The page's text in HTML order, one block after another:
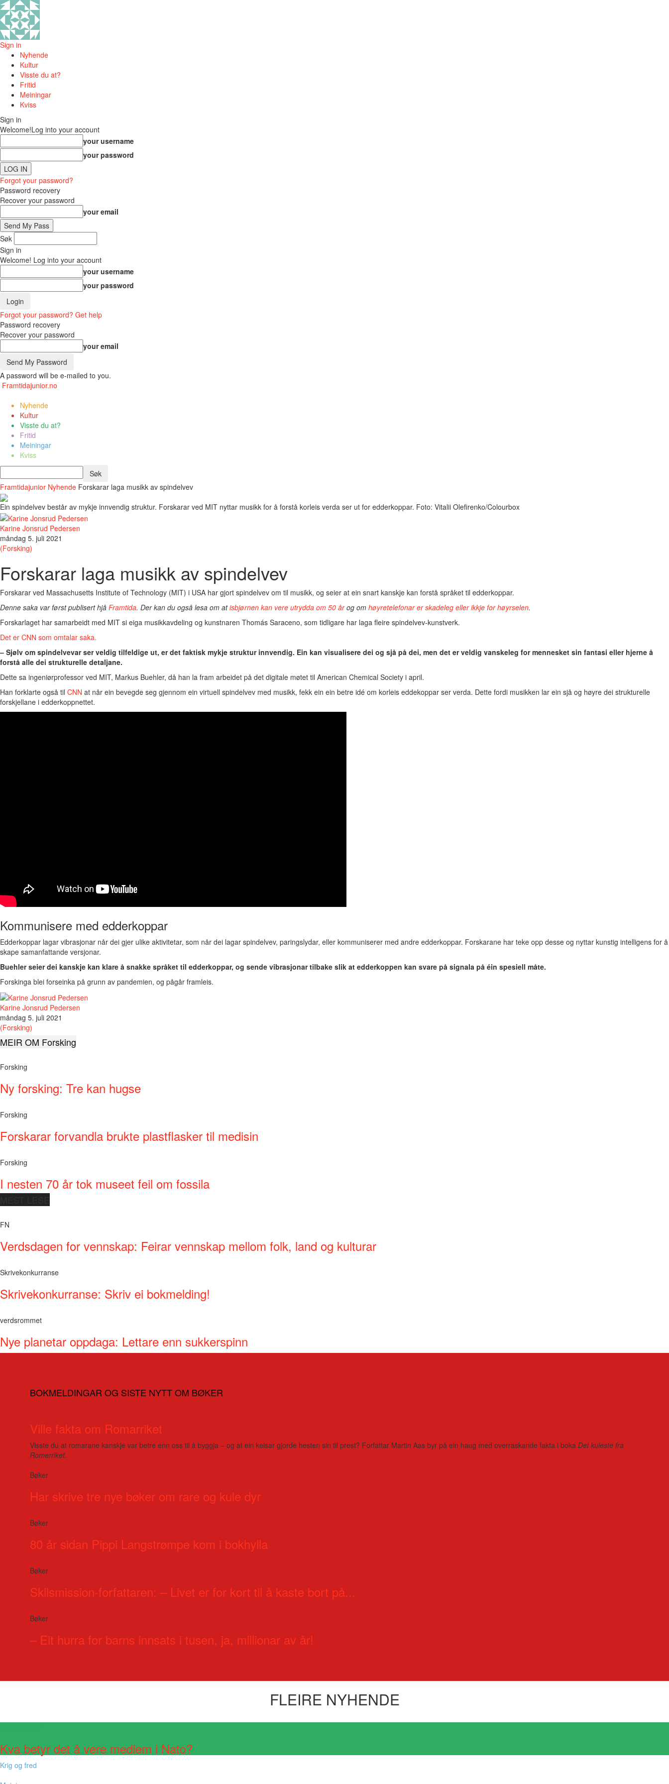
Sign in
Nyhende
Kultur
Visste du at?
Fritid
Meiningar
Kviss
Sign in
Welcome!Log into your account
your username
your password
Forgot your password?
Password recovery
Recover your password
your email
Søk
Sign in
Welcome! Log into your account
your username
your password
Forgot your password? Get help
Password recovery
Recover your password
your email
A password will be e-mailed to you.
Framtidajunior.no
Nyhende
Kultur
Visste du at?
Fritid
Meiningar
Kviss
Framtidajunior Nyhende Forskarar laga musikk av spindelvev
Ein spindelvev består av mykje innvendig struktur. Forskarar ved MIT nyttar musikk for å forstå korleis verda ser ut for edderkoppar. Foto: Vitalii Olefirenko/Colourbox
Karine Jonsrud Pedersen
måndag 5. juli 2021
(Forsking)
Forskarar laga musikk av spindelvev
Forskarar ved Massachusetts Institute of Technology (MIT) i USA har gjort spindelvev om til musikk, og seier at ein snart kanskje kan forstå språket til edderkoppar.
Denne saka var først publisert hjå Framtida. Der kan du også lesa om atisbjørnen kan vere utrydda om 50 årog om høyretelefonar er skadeleg eller ikkje for høyrselen.
Forskarlaget har samarbeidt med MIT si eiga musikkavdeling og kunstnaren Thomás Saraceno, som tidligare har laga fleire spindelvev-kunstverk.
Det er CNN som omtalar saka.
– Sjølv om spindelvevar ser veldig tilfeldige ut, er det faktisk mykje struktur innvendig. Ein kan visualisere dei og sjå på dei, men det er veldig vanskeleg for mennesket sin fantasi eller hjerne å
forstå alle dei strukturelle detaljane.
Dette sa ingeniørprofessor ved MIT, Markus Buehler, då han la fram arbeidet på det digitale møtet til American Chemical Society i april.
Han forklarte også til CNN at når ein bevegde seg gjennom ein virtuell spindelvev med musikk, fekk ein ein betre idé om korleis eddekoppar ser verda. Dette fordi musikken lar ein sjå og høyre dei strukturelle
forskjellane i edderkoppnettet.
Kommunisere med edderkoppar
Edderkoppar lagar vibrasjonar når dei gjer ulike aktivitetar, som når dei lagar spindelvev, paringslydar, eller kommuniserer med andre edderkoppar. Forskarane har teke opp desse og nyttar kunstig intelligens for å
skape samanfattande versjonar.
Buehler seier dei kanskje kan klare å snakke språket til edderkoppar, og sende vibrasjonar tilbake slik at edderkoppen kan svare på signala på éin spesiell måte.
Forskinga blei forseinka på grunn av pandemien, og pågår framleis.
Karine Jonsrud Pedersen
måndag 5. juli 2021
(Forsking)
MEIR OM Forsking
Forsking
Ny forsking: Tre kan hugse
Forsking
Forskarar forvandla brukte plastflasker til medisin
Forsking
I nesten 70 år tok museet feil om fossila
FN
Verdsdagen for vennskap: Feirar vennskap mellom folk, land og kulturar
Skrivekonkurranse
Skrivekonkurranse: Skriv ei bokmelding!
verdsrommet
Nye planetar oppdaga: Lettare enn sukkerspinn
BOKMELDINGAR OG SISTE NYTT OM BØKER
Ville fakta om Romarriket
Visste du at romarane kanskje var betre enn oss til å byggja – og at ein keisar gjorde hesten sin til prest? Forfattar Martin Aas byr på ein haug med overraskande fakta i boka Det kuleste fra
Romerriket.
Bøker
Har skrive tre nye bøker om rare og kule dyr
Bøker
80 år sidan Pippi Langstrømpe kom i bokhylla
Bøker
Skilsmission-forfattaren: – Livet er for kort til å kaste bort på...
Bøker
– Eit hurra for barns innsats i tusen, ja, millionar av år!
FLEIRE NYHENDE
Kva betyr det å vere medlem i Nato?
Krig og fred